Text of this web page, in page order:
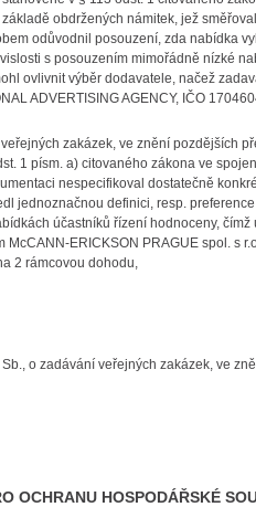
obdržených námitek, jež
odůvodnil posouzení, zda nabídka
s posouzením mimořádně nízké
ovlivnit výběr dodavatele, načež
ADVERTISING AGENCY, IČO
zakázek, ve znění pozdějších
1 písm. a) citovaného zákona ve
nespecifikoval dostatečně
jednoznačnou definici, resp.
účastníků řízení hodnoceny, čímž
ERICKSON PRAGUE spol. s
2 rámcovou dohodu,
o zadávání veřejných zakázek, ve
HOSPODÁŘSKÉ